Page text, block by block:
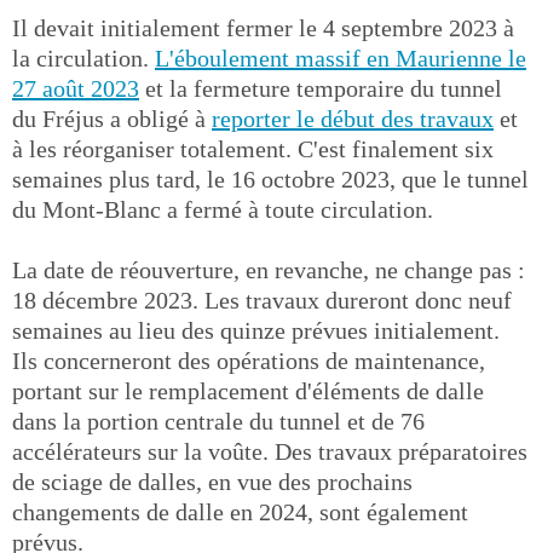
Il devait initialement fermer le 4 septembre 2023 à
la circulation. L'éboulement massif en Maurienne le
27 août 2023 et la fermeture temporaire du tunnel
du Fréjus a obligé à reporter le début des travaux et
à les réorganiser totalement. C'est finalement six
semaines plus tard, le 16 octobre 2023, que le tunnel
du Mont-Blanc a fermé à toute circulation.
La date de réouverture, en revanche, ne change pas :
18 décembre 2023. Les travaux dureront donc neuf
semaines au lieu des quinze prévues initialement.
Ils concerneront des opérations de maintenance,
portant sur le remplacement d'éléments de dalle
dans la portion centrale du tunnel et de 76
accélérateurs sur la voûte. Des travaux préparatoires
de sciage de dalles, en vue des prochains
changements de dalle en 2024, sont également
prévus.